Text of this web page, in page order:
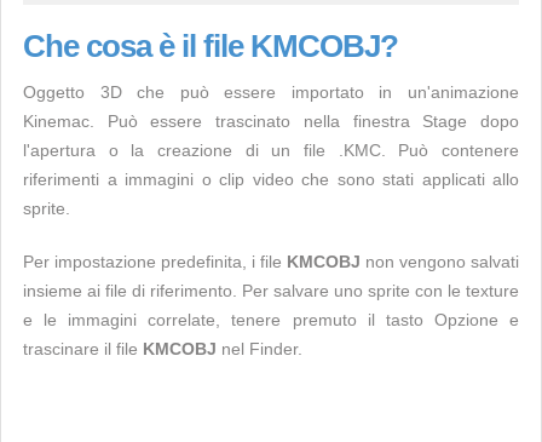
Che cosa è il file KMCOBJ?
Oggetto 3D che può essere importato in un'animazione
Kinemac. Può essere trascinato nella finestra Stage dopo
l'apertura o la creazione di un file .KMC. Può contenere
riferimenti a immagini o clip video che sono stati applicati allo
sprite.
Per impostazione predefinita, i file KMCOBJ non vengono salvati
insieme ai file di riferimento. Per salvare uno sprite con le texture
e le immagini correlate, tenere premuto il tasto Opzione e
trascinare il file KMCOBJ nel Finder.